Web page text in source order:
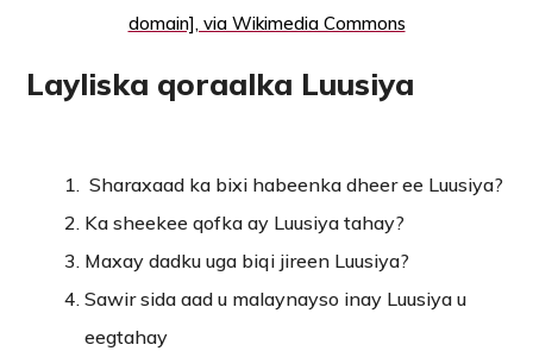
domain], via Wikimedia Commons
Layliska qoraalka Luusiya
Sharaxaad ka bixi habeenka dheer ee Luusiya?
Ka sheekee qofka ay Luusiya tahay?
Maxay dadku uga biqi jireen Luusiya?
Sawir sida aad u malaynayso inay Luusiya u
eegtahay